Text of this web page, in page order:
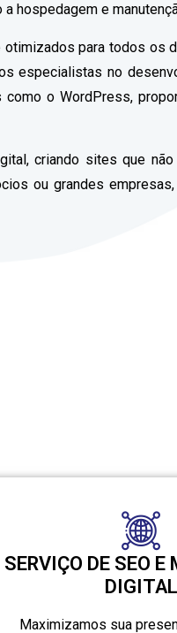
hospedagem e
para todos os
especialistas no
o WordPress,
criando sites que não
ou grandes
SERVIÇO DE SEO E
DIGITAL
Maximizamos sua